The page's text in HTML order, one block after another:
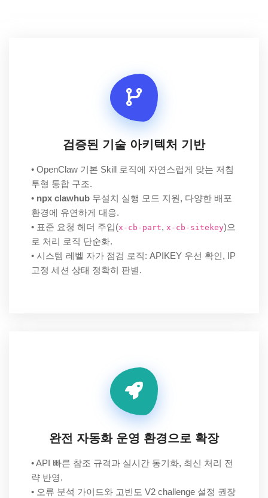
검증된 기술 아키텍처 기반
• OpenClaw 기본 Skill 로직에 자연스럽게 맞는 저침
투형 통합 구조.
• npx clawhub 무설치 실행 모드 지원, 다양한 배포
환경에 유연하게 대응.
• 표준 요청 헤더 주입(x-cb-part, x-cb-sitekey)으
로 처리 로직 단순화.
• 시스템 레벨 자가 점검 로직: APIKEY 우선 확인, IP
고정 세션 상태 정확히 판별.
완전 자동화 운영 환경으로 확장
• API 빠른 참조 규격과 실시간 동기화, 최신 처리 전
략 반영.
• 오류 분석 가이드와 고빈도 V2 challenge 설정 권장